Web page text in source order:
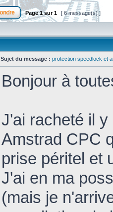
Page1sur1 [ 6 message(s) ]
Sujet du message : protection speedlock et
Bonjour à
J'ai racheté il
Amstrad CPC
prise péritel et
J'ai en ma
(mais je